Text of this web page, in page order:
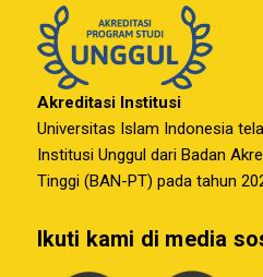
Akreditasi Institusi
Universitas Islam Indonesia
Institusi Unggul dari Badan
Tinggi (BAN-PT) pada tahun
Ikuti kami di media